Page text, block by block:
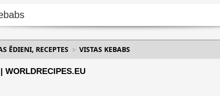
ĒDIENI, RECEPTES VISTAS KEBABS
WORLDRECIPES.EU